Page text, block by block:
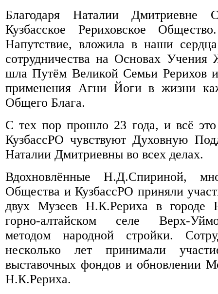
Благодаря Наталии Дмитриевне
Кузбасское Рериховское
Напутствие, вложила в наши
сотрудничества на Основах
шла Путём Великой Семьи Рерихов
применения Агни Йоги в жизни
Общего Блага.
С тех пор прошло 23 года, и всё это
КузбассРО чувствуют Духовную
Наталии Дмитриевны во всех делах.
Вдохновлённые Н.Д.Спириной,
Общества и КузбассРО приняли
двух Музеев Н.К.Рериха в городе
горно-алтайском селе Верх-
методом народной стройки.
несколько лет принимали
выставочных фондов и обновлении
Н.К.Рериха.